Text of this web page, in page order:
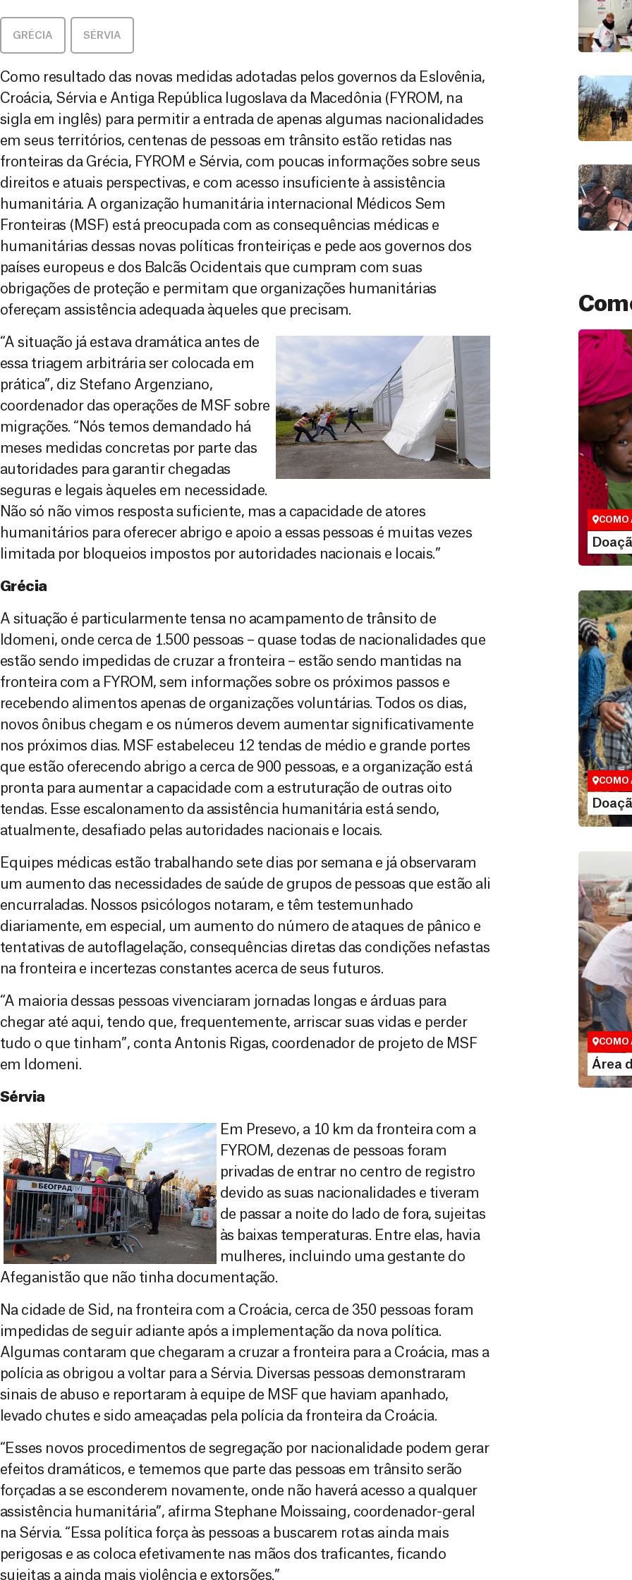
GRÉCIA SÉRVIA
Como resultado das novas medidas adotadas pelos governos da Eslovênia,
Croácia, Sérvia e Antiga República Iugoslava da Macedônia (FYROM, na
sigla em inglês) para permitir a entrada de apenas algumas nacionalidades
em seus territórios, centenas de pessoas em trânsito estão retidas nas
fronteiras da Grécia, FYROM e Sérvia, com poucas informações sobre seus
direitos e atuais perspectivas, e com acesso insuficiente à assistência
humanitária. A organização humanitária internacional Médicos Sem
Fronteiras (MSF) está preocupada com as consequências médicas e
humanitárias dessas novas políticas fronteiriças e pede aos governos dos
países europeus e dos Balcãs Ocidentais que cumpram com suas
obrigações de proteção e permitam que organizações humanitárias
ofereçam assistência adequada àqueles que precisam.
“A situação já estava dramática antes de
essa triagem arbitrária ser colocada em
prática”, diz Stefano Argenziano,
coordenador das operações de MSF sobre
migrações. “Nós temos demandado há
meses medidas concretas por parte das
autoridades para garantir chegadas
seguras e legais àqueles em necessidade.
Não só não vimos resposta suficiente, mas a capacidade de atores
humanitários para oferecer abrigo e apoio a essas pessoas é muitas vezes
limitada por bloqueios impostos por autoridades nacionais e locais.”
Grécia
A situação é particularmente tensa no acampamento de trânsito de
Idomeni, onde cerca de 1.500 pessoas – quase todas de nacionalidades que
estão sendo impedidas de cruzar a fronteira – estão sendo mantidas na
fronteira com a FYROM, sem informações sobre os próximos passos e
recebendo alimentos apenas de organizações voluntárias. Todos os dias,
novos ônibus chegam e os números devem aumentar significativamente
nos próximos dias. MSF estabeleceu 12 tendas de médio e grande portes
que estão oferecendo abrigo a cerca de 900 pessoas, e a organização está
pronta para aumentar a capacidade com a estruturação de outras oito
tendas. Esse escalonamento da assistência humanitária está sendo,
atualmente, desafiado pelas autoridades nacionais e locais.
Equipes médicas estão trabalhando sete dias por semana e já observaram
um aumento das necessidades de saúde de grupos de pessoas que estão ali
encurraladas. Nossos psicólogos notaram, e têm testemunhado
diariamente, em especial, um aumento do número de ataques de pânico e
tentativas de autoflagelação, consequências diretas das condições nefastas
na fronteira e incertezas constantes acerca de seus futuros.
“A maioria dessas pessoas vivenciaram jornadas longas e árduas para
chegar até aqui, tendo que, frequentemente, arriscar suas vidas e perder
tudo o que tinham”, conta Antonis Rigas, coordenador de projeto de MSF
em Idomeni.
Sérvia
Em Presevo, a 10 km da fronteira com a
FYROM, dezenas de pessoas foram
privadas de entrar no centro de registro
devido as suas nacionalidades e tiveram
de passar a noite do lado de fora, sujeitas
às baixas temperaturas. Entre elas, havia
mulheres, incluindo uma gestante do
Afeganistão que não tinha documentação.
Na cidade de Sid, na fronteira com a Croácia, cerca de 350 pessoas foram
impedidas de seguir adiante após a implementação da nova política.
Algumas contaram que chegaram a cruzar a fronteira para a Croácia, mas a
polícia as obrigou a voltar para a Sérvia. Diversas pessoas demonstraram
sinais de abuso e reportaram à equipe de MSF que haviam apanhado,
levado chutes e sido ameaçadas pela polícia da fronteira da Croácia.
“Esses novos procedimentos de segregação por nacionalidade podem gerar
efeitos dramáticos, e tememos que parte das pessoas em trânsito serão
forçadas a se esconderem novamente, onde não haverá acesso a qualquer
assistência humanitária”, afirma Stephane Moissaing, coordenador-geral
na Sérvia. “Essa política força às pessoas a buscarem rotas ainda mais
perigosas e as coloca efetivamente nas mãos dos traficantes, ficando
sujeitas a ainda mais violência e extorsões.”
Doação
São as
que nos
vidas em
COMO
Você
maneiras,
valor que
COMO
Área
Espaço
COMO
Área